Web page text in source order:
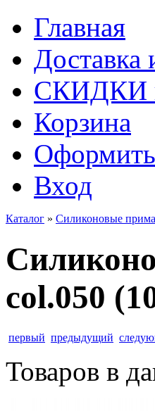
Главная
Доставка
СКИДКИ
Корзина
Оформить
Вход
Каталог » Силиконовые
col.050
первый предыдущий
Товаров в